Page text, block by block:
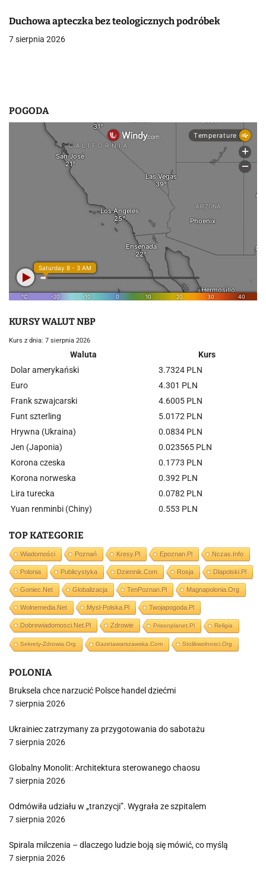
i
s
Duchowa apteczka bez teologicznych podróbek
7 sierpnia 2026
POGODA
KURSY WALUT NBP
Kurs z dnia: 7 sierpnia 2026
Waluta
Kurs
Dolar amerykański
3.7324 PLN
Euro
4.301 PLN
Frank szwajcarski
4.6005 PLN
Funt szterling
5.0172 PLN
Hrywna (Ukraina)
0.0834 PLN
Jen (Japonia)
0.023565 PLN
Korona czeska
0.1773 PLN
Korona norweska
0.392 PLN
Lira turecka
0.0782 PLN
Yuan renminbi (Chiny)
0.553 PLN
TOP KATEGORIE
Wiadomości Poznań Kresy.pl Epoznan.pl Nczas.info
Polonia Publicystyka Dziennik.com Rosja Dlapolski.pl
Goniec.net Globalizacja TenPoznan.pl Magnapolonia.org
Wolnemedia.net Mysl-Polska.pl Twojapogoda.pl
Dobrewiadomosci.net.pl Zdrowie Prisonplanet.pl Religia
Sekrety-Zdrowia.org Gazetawarszawska.com Stolikwolnosci.org
POLONIA
Bruksela chce narzucić Polsce handel dziećmi
7 sierpnia 2026
Ukrainiec zatrzymany za przygotowania do sabotażu
7 sierpnia 2026
Globalny Monolit: Architektura sterowanego chaosu
7 sierpnia 2026
Odmówiła udziału w „tranzycji”. Wygrała ze szpitalem
7 sierpnia 2026
Spirala milczenia – dlaczego ludzie boją się mówić, co myślą
7 sierpnia 2026